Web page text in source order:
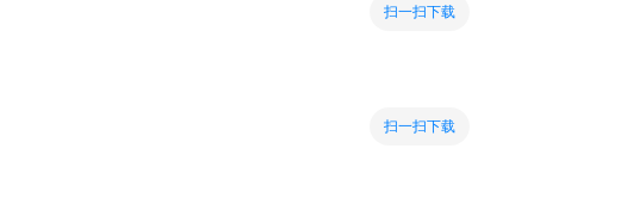
扫一扫下载
扫一扫下载